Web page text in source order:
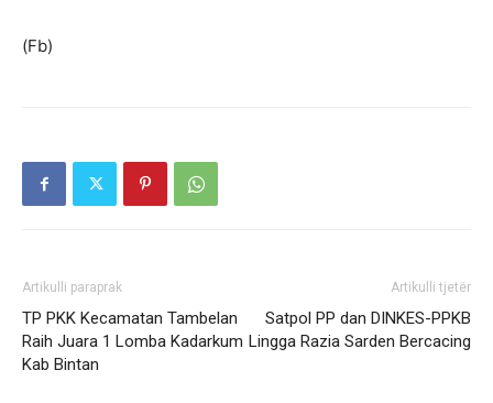
(Fb)
Artikulli paraprak
TP PKK Kecamatan Tambelan
Raih Juara 1 Lomba Kadarkum
Kab Bintan
Artikulli tjetër
Satpol PP dan DINKES-PPKB
Lingga Razia Sarden Bercacing